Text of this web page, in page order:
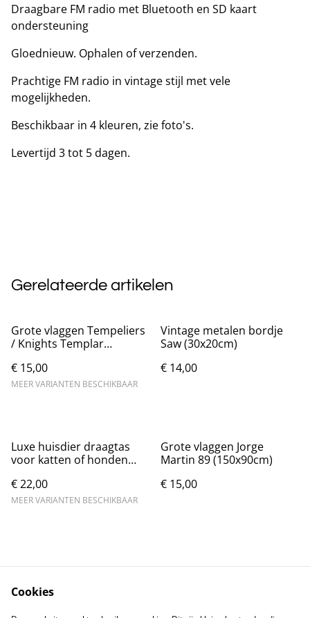
Draagbare FM radio met Bluetooth en SD kaart
ondersteuning
Gloednieuw. Ophalen of verzenden.
Prachtige FM radio in vintage stijl met vele
mogelijkheden.
Beschikbaar in 4 kleuren, zie foto's.
Levertijd 3 tot 5 dagen.
Gerelateerde artikelen
Grote vlaggen Tempeliers
/ Knights Templar
€ 15,00
MEER VARIANTEN BESCHIKBAAR
Vintage metalen bordje
Saw (30x20cm)
€ 14,00
Luxe huisdier draagtas
voor katten of honden
€ 22,00
MEER VARIANTEN BESCHIKBAAR
Grote vlaggen Jorge
Martin 89 (150x90cm)
€ 15,00
Contact Voorwaarden
Cookies